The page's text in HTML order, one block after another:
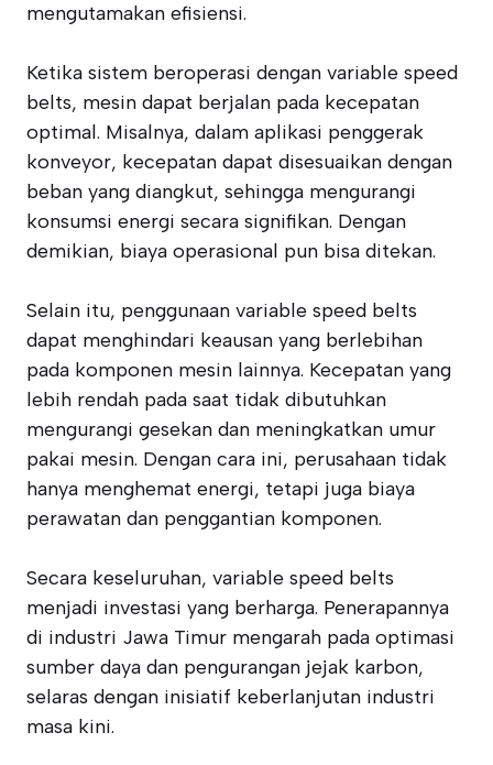
mengutamakan efisiensi.
Ketika sistem beroperasi dengan variable speed
belts, mesin dapat berjalan pada kecepatan
optimal. Misalnya, dalam aplikasi penggerak
konveyor, kecepatan dapat disesuaikan dengan
beban yang diangkut, sehingga mengurangi
konsumsi energi secara signifikan. Dengan
demikian, biaya operasional pun bisa ditekan.
Selain itu, penggunaan variable speed belts
dapat menghindari keausan yang berlebihan
pada komponen mesin lainnya. Kecepatan yang
lebih rendah pada saat tidak dibutuhkan
mengurangi gesekan dan meningkatkan umur
pakai mesin. Dengan cara ini, perusahaan tidak
hanya menghemat energi, tetapi juga biaya
perawatan dan penggantian komponen.
Secara keseluruhan, variable speed belts
menjadi investasi yang berharga. Penerapannya
di industri Jawa Timur mengarah pada optimasi
sumber daya dan pengurangan jejak karbon,
selaras dengan inisiatif keberlanjutan industri
masa kini.